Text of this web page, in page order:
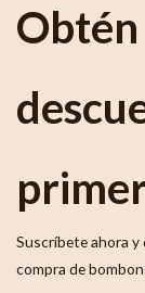
Obtén
Suscríbete ahora
compra de